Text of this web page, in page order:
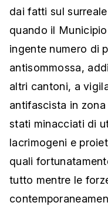
dai fatti sul
quando il
ingente numero di
antisommossa,
altri cantoni, a
antifascista in
stati minacciati di
lacrimogeni e
quali
tutto mentre le